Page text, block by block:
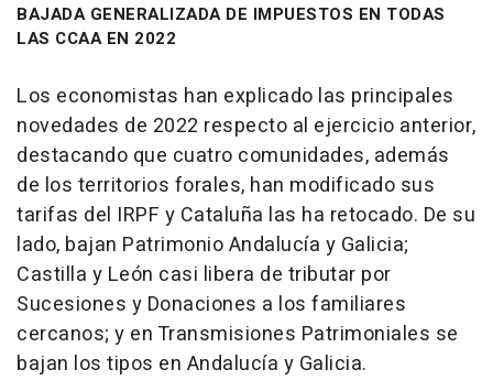
BAJADA GENERALIZADA DE IMPUESTOS EN TODAS
LAS CCAA EN 2022
Los economistas han explicado las principales
novedades de 2022 respecto al ejercicio anterior,
destacando que cuatro comunidades, además
de los territorios forales, han modificado sus
tarifas del IRPF y Cataluña las ha retocado. De su
lado, bajan Patrimonio Andalucía y Galicia;
Castilla y León casi libera de tributar por
Sucesiones y Donaciones a los familiares
cercanos; y en Transmisiones Patrimoniales se
bajan los tipos en Andalucía y Galicia.